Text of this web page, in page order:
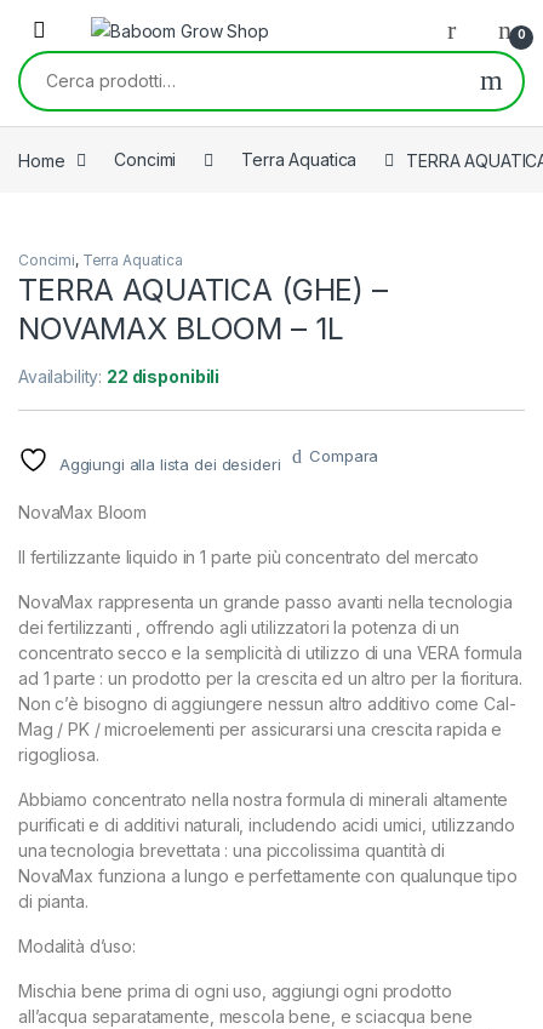
Skip to navigation
Skip to content
0
Cerca:
Home Concimi Terra Aquatica TERRA
Concimi, Terra Aquatica
TERRA AQUATICA (GHE) –
NOVAMAX BLOOM – 1L
Availability: 22 disponibili
Aggiungi alla lista dei desideri Compara
NovaMax Bloom
Il fertilizzante liquido in 1 parte più concentrato del mercato
NovaMax rappresenta un grande passo avanti nella tecnologia
dei fertilizzanti , offrendo agli utilizzatori la potenza di un
concentrato secco e la semplicità di utilizzo di una VERA formula
ad 1 parte : un prodotto per la crescita ed un altro per la fioritura.
Non c’è bisogno di aggiungere nessun altro additivo come Cal-
Mag / PK / microelementi per assicurarsi una crescita rapida e
rigogliosa.
Abbiamo concentrato nella nostra formula di minerali altamente
purificati e di additivi naturali, includendo acidi umici, utilizzando
una tecnologia brevettata : una piccolissima quantità di
NovaMax funziona a lungo e perfettamente con qualunque tipo
di pianta.
Modalità d’uso:
Mischia bene prima di ogni uso, aggiungi ogni prodotto
all’acqua separatamente, mescola bene, e sciacqua bene